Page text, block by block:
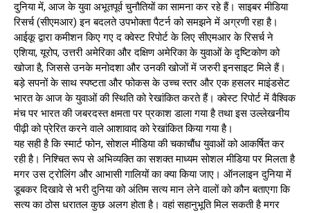
दुनिया में, आज के युवा अभूतपूर्व चुनौतियों का सामना कर रहे हैं। साइबर मीडिया
रिसर्च (सीएमआर) इन बदलते उपभोक्ता पैटर्न को समझने में अग्रणी रहा है।
आईकू द्वारा कमीशन किए गए द क्वेस्ट रिपोर्ट के लिए सीएमआर के रिसर्च ने
एशिया, यूरोप, उत्तरी अमेरिका और दक्षिण अमेरिका के युवाओं के दृष्टिकोण को
खोजा है, जिससे उनके मनोदशा और उनकी खोजों में जरुरी इनसाइट मिले हैं।
बड़े सपनों के साथ स्पष्टता और फोकस के उच्च स्तर और एक हसलर माइंडसेट
भारत के आज के युवाओं की स्थिति को रेखांकित करते हैं। क्वेस्ट रिपोर्ट में वैश्विक
मंच पर भारत की जबरदस्त क्षमता पर प्रकाश डाला गया है तथा इस उल्लेखनीय
पीढ़ी को प्रेरित करने वाले आशावाद को रेखांकित किया गया है।
यह सही है कि स्मार्ट फोन, सोशल मीडिया की चकाचौंध युवाओं को आकर्षित कर
रही है। निश्चित रूप से अभिव्यक्ति का सशक्त माध्यम सोशल मीडिया पर मिलता है
मगर उस ट्रोलिंग और आभासी गालियों का क्या किया जाए। ऑनलाइन दुनिया में
डूबकर दिखावे से भरी दुनिया को अंतिम सत्य मान लेने वालों को कौन बताएगा कि
सत्य का ठोस धरातल कुछ अलग होता है। वहां सहानुभूति मिल सकती है मगर